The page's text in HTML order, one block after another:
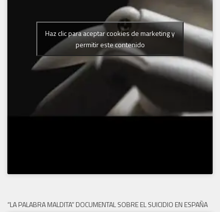
Haz clic para aceptar cookies de marketing y
permitir este contenido
“LA PALABRA MALDITA” DOCUMENTAL SOBRE EL SUICIDIO EN ESPAÑA